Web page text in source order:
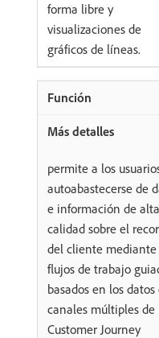
forma libre y
visualizaciones de
gráficos de líneas.
permite a los
autoabastecerse de
e información de alta
calidad sobre el
del cliente mediante
flujos de trabajo
basados en los datos
canales múltiples de
Customer Journey